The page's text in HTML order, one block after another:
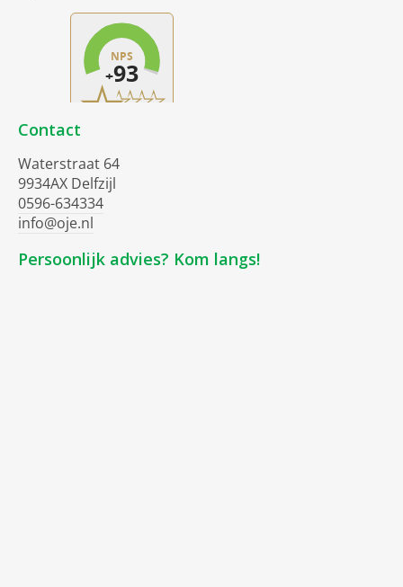
Contact
Waterstraat 64
9934AX Delfzijl
0596-634334
info@oje.nl
Persoonlijk advies? Kom langs!